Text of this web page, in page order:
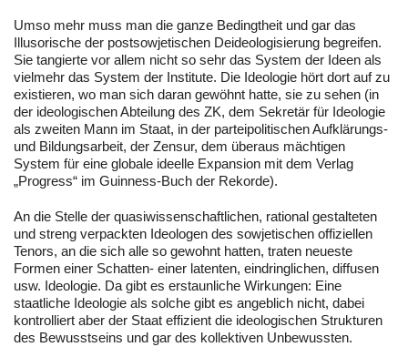
Umso mehr muss man die ganze Bedingtheit und gar das
Illusorische der postsowjetischen Deideologisierung begreifen.
Sie tangierte vor allem nicht so sehr das System der Ideen als
vielmehr das System der Institute. Die Ideologie hört dort auf zu
existieren, wo man sich daran gewöhnt hatte, sie zu sehen (in
der ideologischen Abteilung des ZK, dem Sekretär für Ideologie
als zweiten Mann im Staat, in der parteipolitischen Aufklärungs-
und Bildungsarbeit, der Zensur, dem überaus mächtigen
System für eine globale ideelle Expansion mit dem Verlag
„Progress“ im Guinness-Buch der Rekorde).
An die Stelle der quasiwissenschaftlichen, rational gestalteten
und streng verpackten Ideologen des sowjetischen offiziellen
Tenors, an die sich alle so gewohnt hatten, traten neueste
Formen einer Schatten- einer latenten, eindringlichen, diffusen
usw. Ideologie. Da gibt es erstaunliche Wirkungen: Eine
staatliche Ideologie als solche gibt es angeblich nicht, dabei
kontrolliert aber der Staat effizient die ideologischen Strukturen
des Bewusstseins und gar des kollektiven Unbewussten.